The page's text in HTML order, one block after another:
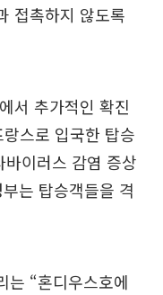
접촉하지 않도록
서 추가적인 확진
스로 입국한 탑승
이러스 감염 증상
는 탑승객들을 격
는 “혼디우스호에